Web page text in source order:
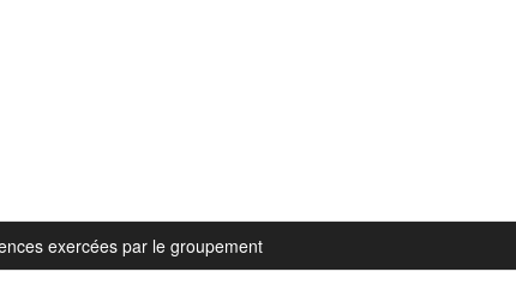
exercées par le groupement